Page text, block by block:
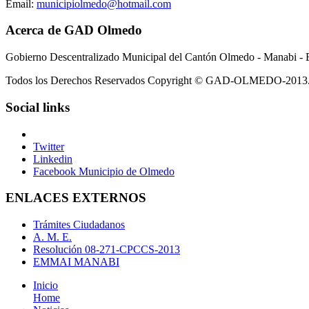
Email: municipiolmedo@hotmail.com
Acerca de GAD Olmedo
Gobierno Descentralizado Municipal del Cantón Olmedo - Manabi -
Todos los Derechos Reservados Copyright © GAD-OLMEDO-2013.
Social links
Twitter
Linkedin
Facebook Municipio de Olmedo
ENLACES EXTERNOS
Trámites Ciudadanos
A. M. E.
Resolución 08-271-CPCCS-2013
EMMAI MANABI
Inicio
Home